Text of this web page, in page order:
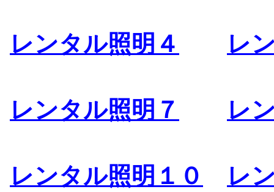
レンタル照明４ レ
レンタル照明７ レ
レンタル照明１０ レ